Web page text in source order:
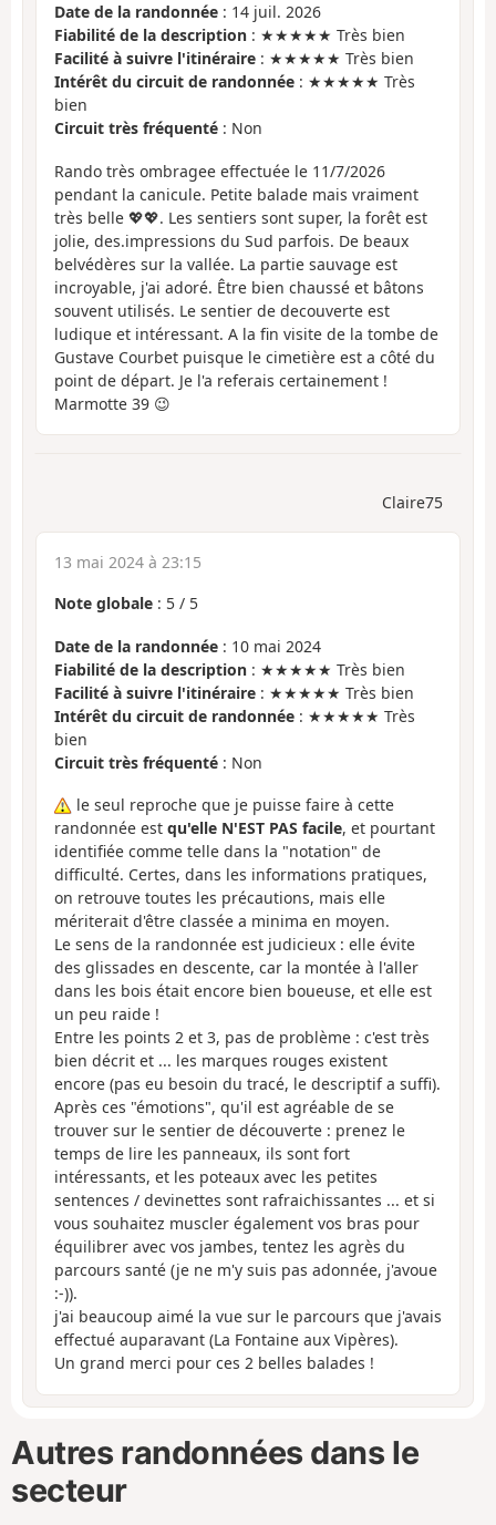
Date de la randonnée : 14 juil. 2026
Fiabilité de la description : ★★★★★ Très bien
Facilité à suivre l'itinéraire : ★★★★★ Très bien
Intérêt du circuit de randonnée : ★★★★★ Très
bien
Circuit très fréquenté : Non
Rando très ombragee effectuée le 11/7/2026
pendant la canicule. Petite balade mais vraiment
très belle 💖💖. Les sentiers sont super, la forêt est
jolie, des.impressions du Sud parfois. De beaux
belvédères sur la vallée. La partie sauvage est
incroyable, j'ai adoré. Être bien chaussé et bâtons
souvent utilisés. Le sentier de decouverte est
ludique et intéressant. A la fin visite de la tombe de
Gustave Courbet puisque le cimetière est a côté du
point de départ. Je l'a referais certainement !
Marmotte 39 😉
Claire75
13 mai 2024 à 23:15
Note globale : 5 / 5
Date de la randonnée : 10 mai 2024
Fiabilité de la description : ★★★★★ Très bien
Facilité à suivre l'itinéraire : ★★★★★ Très bien
Intérêt du circuit de randonnée : ★★★★★ Très
bien
Circuit très fréquenté : Non
le seul reproche que je puisse faire à cette
randonnée est qu'elle N'EST PAS facile, et pourtant
identifiée comme telle dans la "notation" de
difficulté. Certes, dans les informations pratiques,
on retrouve toutes les précautions, mais elle
mériterait d'être classée a minima en moyen.
Le sens de la randonnée est judicieux : elle évite
des glissades en descente, car la montée à l'aller
dans les bois était encore bien boueuse, et elle est
un peu raide !
Entre les points 2 et 3, pas de problème : c'est très
bien décrit et ... les marques rouges existent
encore (pas eu besoin du tracé, le descriptif a suffi).
Après ces "émotions", qu'il est agréable de se
trouver sur le sentier de découverte : prenez le
temps de lire les panneaux, ils sont fort
intéressants, et les poteaux avec les petites
sentences / devinettes sont rafraichissantes ... et si
vous souhaitez muscler également vos bras pour
équilibrer avec vos jambes, tentez les agrès du
parcours santé (je ne m'y suis pas adonnée, j'avoue
:-)).
j'ai beaucoup aimé la vue sur le parcours que j'avais
effectué auparavant (La Fontaine aux Vipères).
Un grand merci pour ces 2 belles balades !
Autres randonnées dans le
secteur